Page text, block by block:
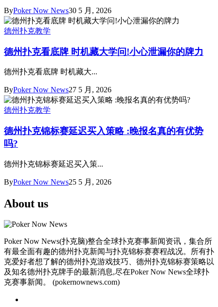
ByPoker Now News30 5 月, 2026
德州扑克教学
德州扑克看底牌 时机藏大学问!小心泄漏你的牌力
德州扑克看底牌 时机藏大...
ByPoker Now News27 5 月, 2026
德州扑克教学
德州扑克锦标赛延迟买入策略 :晚报名真的有优势
吗?
德州扑克锦标赛延迟买入策...
ByPoker Now News25 5 月, 2026
About us
Poker Now News(扑克脑)整合全球扑克赛事新闻资讯，集合所
有最全面有趣的德州扑克新闻与扑克锦标赛赛程战况。所有扑
克爱好者想了解的德州扑克游戏技巧、德州扑克锦标赛策略以
及知名德州扑克牌手的最新消息,尽在Poker Now News全球扑
克赛事新闻。 (pokernownews.com)